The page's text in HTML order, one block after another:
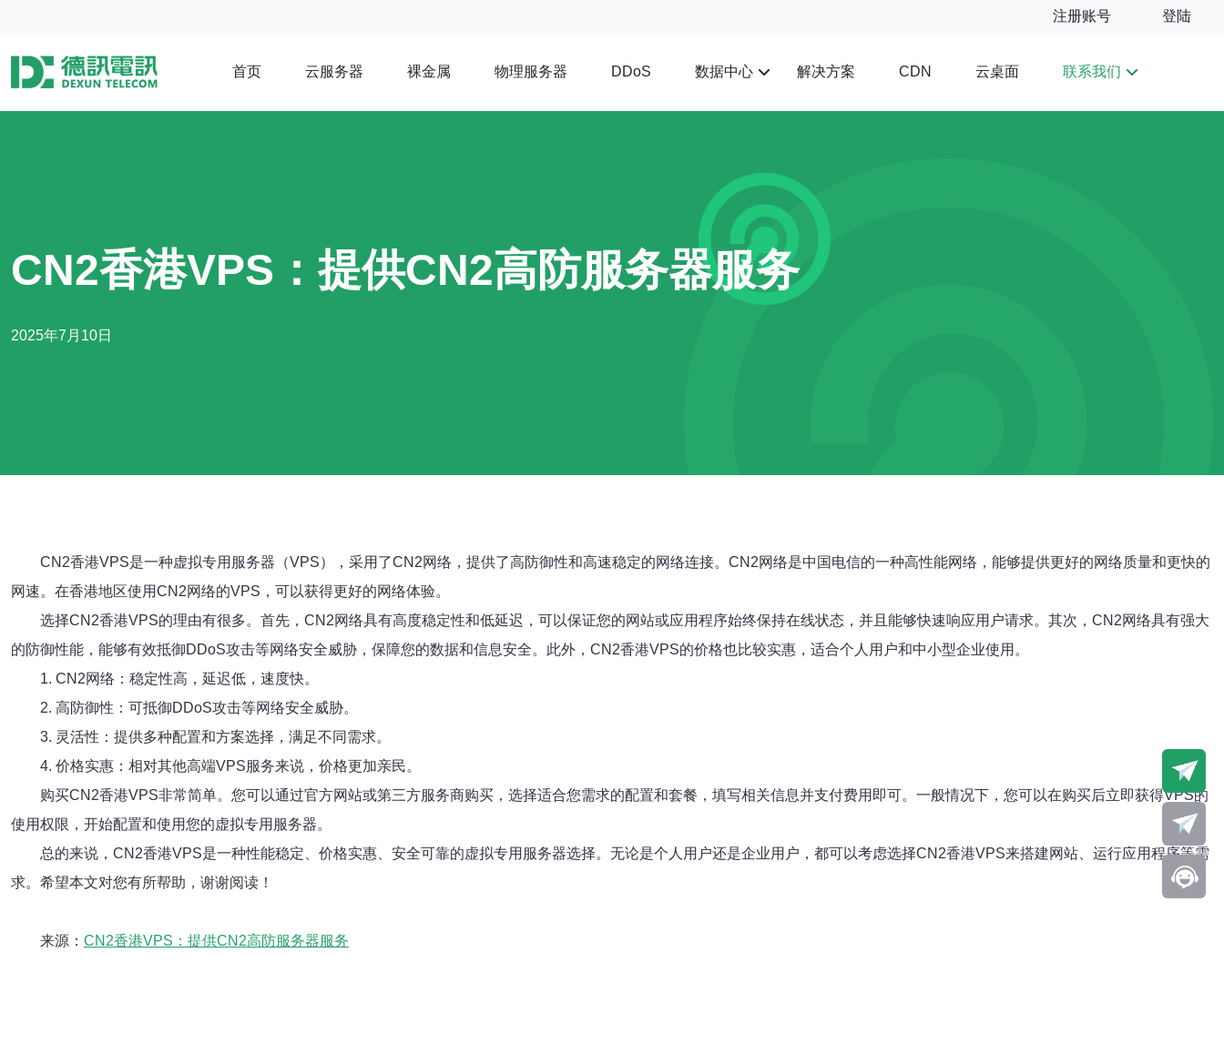
注册账号 登陆
首页 云服务器 裸金属 物理服务器 DDoS 数据中心 解决方案 CDN 云桌面 联系我们
CN2香港VPS：提供CN2高防服务器服务
2025年7月10日
CN2香港VPS是一种虚拟专用服务器（VPS），采用了CN2网络，提供了高防御性和高速稳定的网络连接。CN2网络是中国电信的一种高性能网络，能够提供更好的网络质量和更快的
网速。在香港地区使用CN2网络的VPS，可以获得更好的网络体验。
选择CN2香港VPS的理由有很多。首先，CN2网络具有高度稳定性和低延迟，可以保证您的网站或应用程序始终保持在线状态，并且能够快速响应用户请求。其次，CN2网络具有强大
的防御性能，能够有效抵御DDoS攻击等网络安全威胁，保障您的数据和信息安全。此外，CN2香港VPS的价格也比较实惠，适合个人用户和中小型企业使用。
1. CN2网络：稳定性高，延迟低，速度快。
2. 高防御性：可抵御DDoS攻击等网络安全威胁。
3. 灵活性：提供多种配置和方案选择，满足不同需求。
4. 价格实惠：相对其他高端VPS服务来说，价格更加亲民。
购买CN2香港VPS非常简单。您可以通过官方网站或第三方服务商购买，选择适合您需求的配置和套餐，填写相关信息并支付费用即可。一般情况下，您可以在购买后立即获得VPS的
使用权限，开始配置和使用您的虚拟专用服务器。
总的来说，CN2香港VPS是一种性能稳定、价格实惠、安全可靠的虚拟专用服务器选择。无论是个人用户还是企业用户，都可以考虑选择CN2香港VPS来搭建网站、运行应用程序等需
求。希望本文对您有所帮助，谢谢阅读！
来源： CN2香港VPS：提供CN2高防服务器服务